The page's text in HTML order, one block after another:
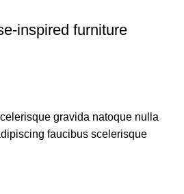
inspired furniture
gravida natoque nulla
faucibus scelerisque